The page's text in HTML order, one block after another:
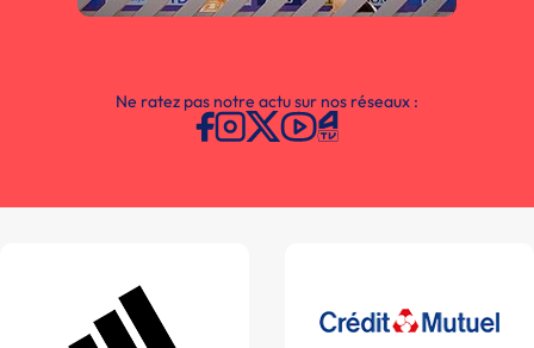
Ne ratez pas notre actu sur nos réseaux :